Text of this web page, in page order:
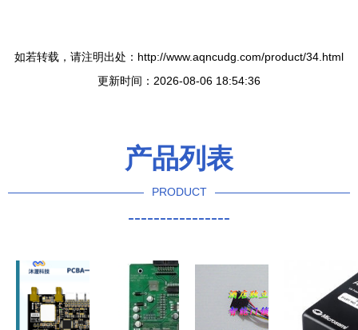
如若转载，请注明出处：http://www.aqncudg.com/product/34.html
更新时间：2026-08-06 18:54:36
产品列表
PRODUCT
----------------